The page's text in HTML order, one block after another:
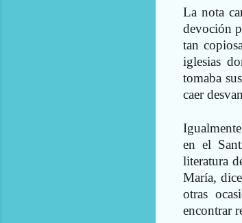
La nota
devoción
tan
iglesias
tomaba
caer
en el
literatura
María,
otras
encontrar